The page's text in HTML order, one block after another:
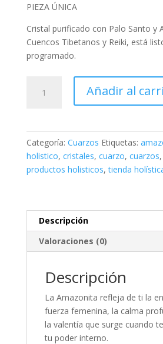
PIEZA ÚNICA
Cristal purificado con Palo Santo y
Cuencos Tibetanos y Reiki, está
programado.
Calm
Añadir al
Categoría: Cuarzos Etiquetas:
holistico, cristales, cuarzo, cuarzos,
productos holisticos,tienda
Descripción
Valoraciones (0)
Descripción
La Amazonita refleja de ti la
fuerza femenina, la calma
la valentía que surge cuando
tu poder interno.